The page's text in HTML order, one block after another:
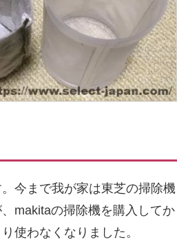
今まで我が家は東芝の掃除機
makitaの掃除機を購入してか
使わなくなりました。